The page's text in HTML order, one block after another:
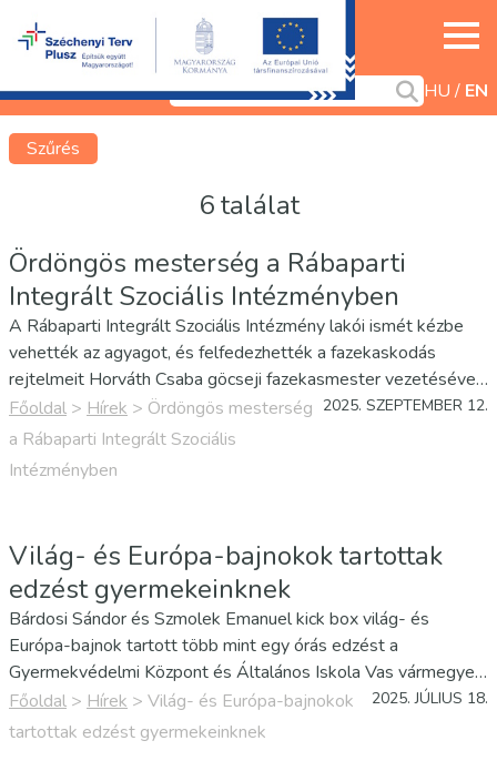
HU EN
Szűrés
6 találat
Ördöngös mesterség a Rábaparti
Integrált Szociális Intézményben
A Rábaparti Integrált Szociális Intézmény lakói ismét kézbe
vehették az agyagot, és felfedezhették a fazekaskodás
rejtelmeit Horváth Csaba göcseji fazekasmester vezetésével.
A foglalkozás során a résztvevők megtapasztalhatták, hogyan
lesz a ragadós, nyúlós anyagból korongozás után gyönyörű tál,
…
Főoldal > Hírek > Ördöngös mesterség
a Rábaparti Integrált Szociális
Intézményben
2025. SZEPTEMBER 12.
Világ- és Európa-bajnokok tartottak
edzést gyermekeinknek
Bárdosi Sándor és Szmolek Emanuel kick box világ- és
Európa-bajnok tartott több mint egy órás edzést a
Gyermekvédelmi Központ és Általános Iskola Vas vármegye
gyermekeinek. A Controll Kick-Box Sportegyesület vendégei
voltunk.
Főoldal > Hírek > Világ- és Európa-bajnokok
tartottak edzést gyermekeinknek
2025. JÚLIUS 18.